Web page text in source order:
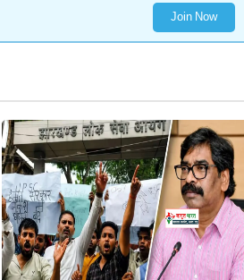
Join Now